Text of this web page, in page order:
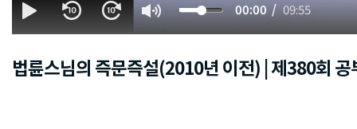
00:00 09:55
법륜스님의 즉문즉설(2010년 이전) | 제380회